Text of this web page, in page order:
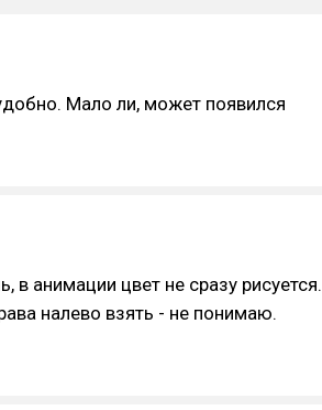
Мало ли, может появился
в анимации цвет не сразу рисуется.
налево взять - не понимаю.